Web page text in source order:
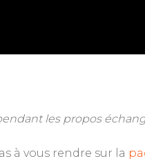
les propos
à vous rendre sur la